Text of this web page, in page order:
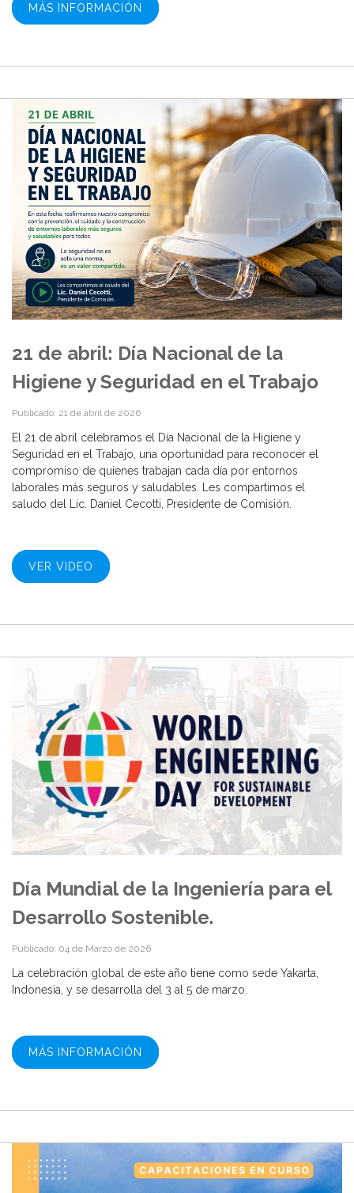
MÁS INFORMACIÓN
21 de abril: Día Nacional de la
Higiene y Seguridad en el Trabajo
Publicado: 21 de abril de 2026
El 21 de abril celebramos el Día Nacional de la Higiene y
Seguridad en el Trabajo, una oportunidad para reconocer el
compromiso de quienes trabajan cada día por entornos
laborales más seguros y saludables. Les compartimos el
saludo del Lic. Daniel Cecotti, Presidente de Comisión.
VER VIDEO
Día Mundial de la Ingeniería para el
Desarrollo Sostenible.
Publicado: 04 de Marzo de 2026
La celebración global de este año tiene como sede Yakarta,
Indonesia, y se desarrolla del 3 al 5 de marzo.
MÁS INFORMACIÓN